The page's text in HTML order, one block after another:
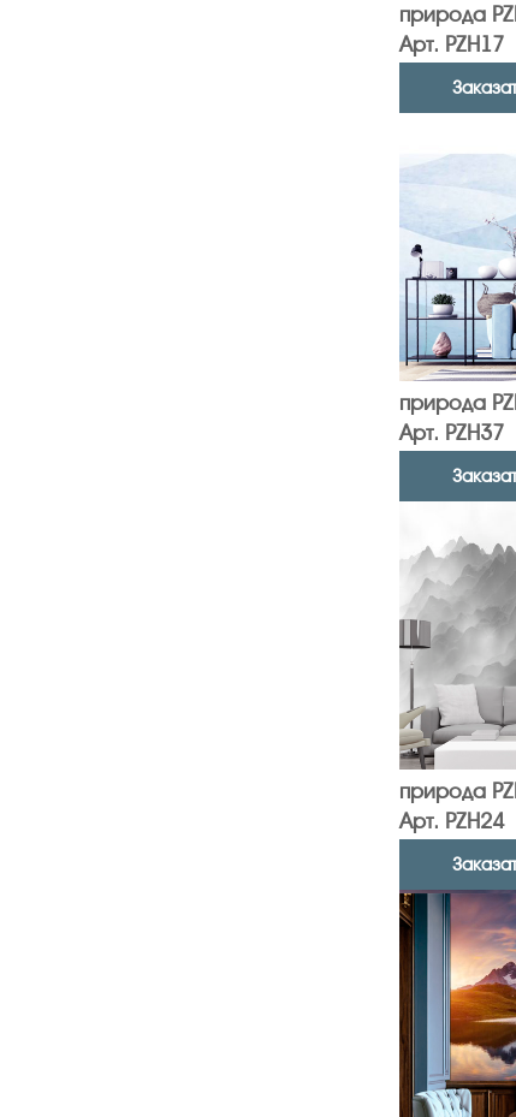
природа
Арт. PZH17
природа
Арт. PZH37
природа
Арт. PZH24